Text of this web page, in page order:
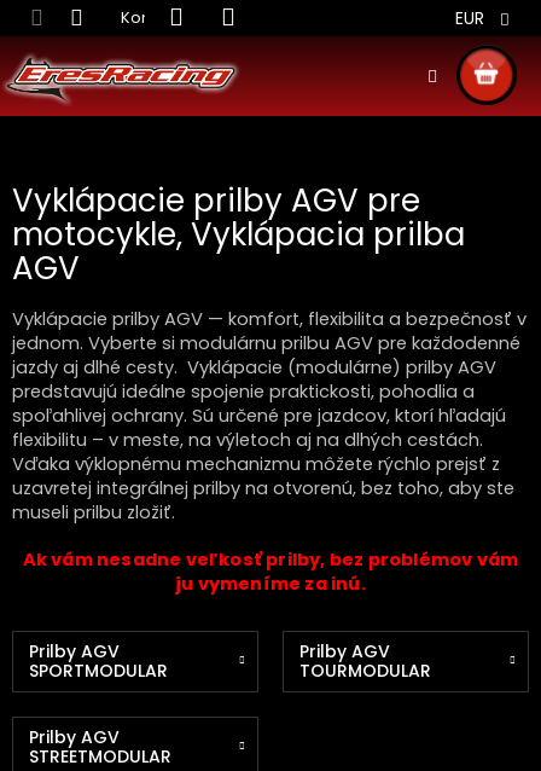
Prejsť
na
obsah
Kontakt Obchodné podmienky Doprava
EUR
KOŠÍK
Vyklápacie prilby AGV pre
motocykle, Vyklápacia prilba
AGV
Vyklápacie prilby AGV — komfort, flexibilita a bezpečnosť v
jednom. Vyberte si modulárnu prilbu AGV pre každodenné
jazdy aj dlhé cesty. Vyklápacie (modulárne) prilby AGV
predstavujú ideálne spojenie praktickosti, pohodlia a
spoľahlivej ochrany. Sú určené pre jazdcov, ktorí hľadajú
flexibilitu – v meste, na výletoch aj na dlhých cestách.
Vďaka výklopnému mechanizmu môžete rýchlo prejsť z
uzavretej integrálnej prilby na otvorenú, bez toho, aby ste
museli prilbu zložiť.
Ak vám nesadne veľkosť prilby, bez problémov vám
ju vymeníme za inú.
Prilby AGV
SPORTMODULAR
Prilby AGV
TOURMODULAR
Prilby AGV
STREETMODULAR